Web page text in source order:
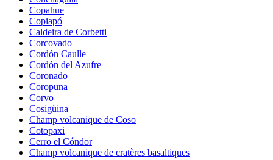
Copahue
Copiapó
Caldeira de Corbetti
Corcovado
Cordón Caulle
Cordón del Azufre
Coronado
Coropuna
Corvo
Cosigüina
Champ volcanique de Coso
Cotopaxi
Cerro el Cóndor
Champ volcanique de cratères basaltiques